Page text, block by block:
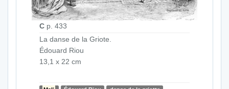
C p. 433
La danse de la Griote.
Édouard Riou
13,1 x 22 cm